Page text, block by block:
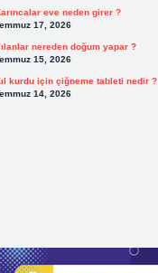
eve neden girer ?
17, 2026
nereden doğum yapar ?
15, 2026
kurdu için çiğneme tableti nedir ?
14, 2026